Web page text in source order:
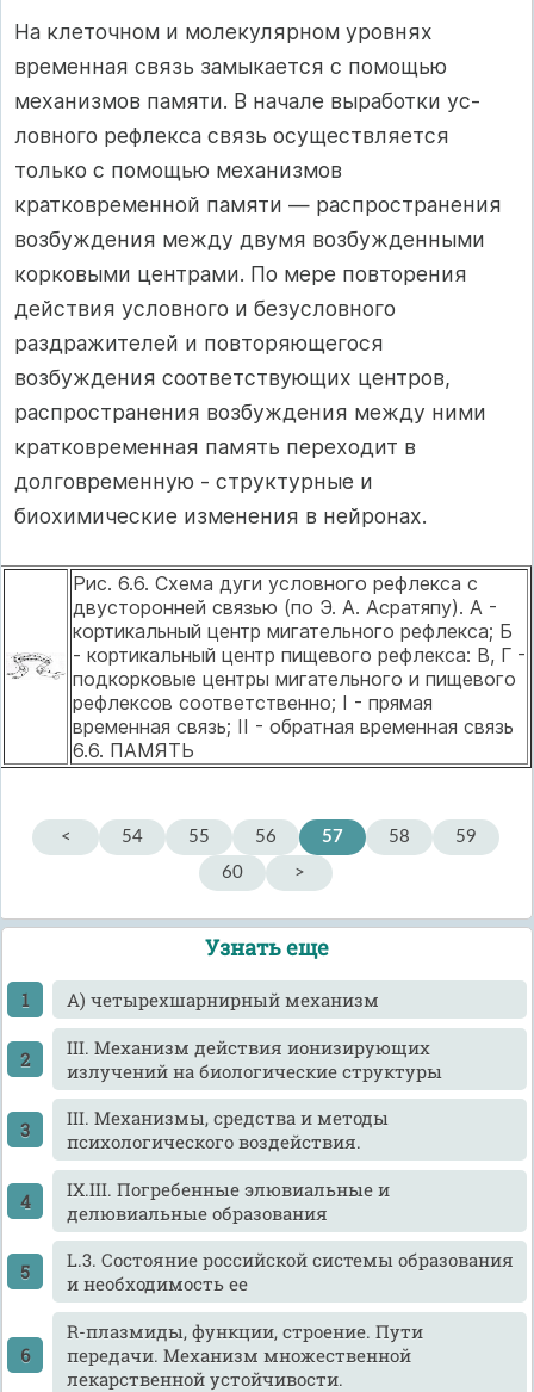
На клеточном и молекулярном уровнях
временная связь замы­кается с помощью
механизмов памяти. В начале выработки ус­
ловного рефлекса связь осуществляется
только с помощью меха­низмов
кратковременной памяти — распространения
возбуждения между двумя возбужденными
корковыми центрами. По мере по­вторения
действия условного и безусловного
раздражителей и по­вторяющегося
возбуждения соответствующих центров,
распро­странения возбуждения между ними
кратковременная память пе­реходит в
долговременную - структурные и
биохимические изменения в нейронах.
Рис. 6.6. Схема дуги условного рефлекса с
двусторонней связью (по Э. А. Асратяпу). А -
кортикальный центр мигательного рефлекса; Б
- кортикальный центр пищевого рефлекса: В, Г -
подкорковые центры мигательного и пищевого
рефлексов соответственно; I - прямая
временная связь; II - обратная временная связь
6.6. ПАМЯТЬ
< 54 55 56 57 58
59
60
>
Узнать еще
A) четырехшарнирный механизм
III. Механизм действия ионизирующих
излучений на биологические структуры
III. Механизмы, средства и методы
психологического воздействия.
IX.III. Погребенные элювиальные и
делювиальные образования
L.3. Состояние российской системы образования
и необходимость ее
R-плазмиды, функции, строение. Пути
передачи. Механизм множественной
лекарственной устойчивости.